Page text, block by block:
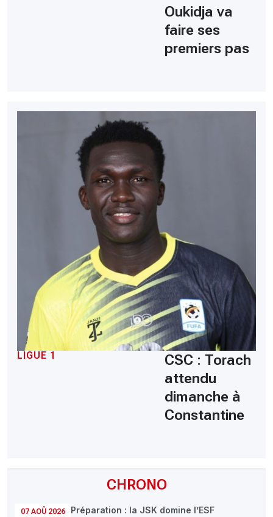
CHRONO
07 AOÛ 2026
Préparation : la JSK domine l’ESF
Oukidja va
faire ses
premiers pas
LIGUE 1
CSC : Torach
attendu
dimanche à
Constantine